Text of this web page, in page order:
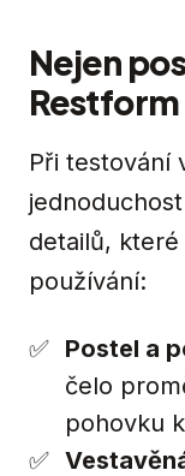
Nejen
Při testování
detailů,
používání:
Postel a
čelo
pohovku